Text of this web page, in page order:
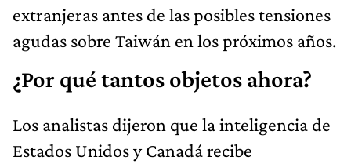
extranjeras antes de las posibles tensiones
agudas sobre Taiwán en los próximos años.
¿Por qué tantos objetos ahora?
Los analistas dijeron que la inteligencia de
Estados Unidos y Canadá recibe